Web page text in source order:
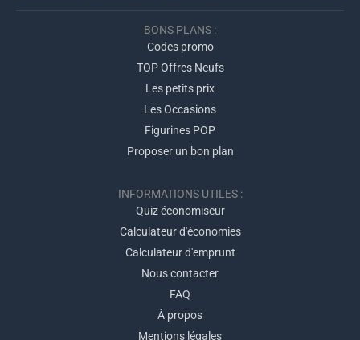
BONS PLANS :
Codes promo
TOP Offres Neufs
Les petits prix
Les Occasions
Figurines POP
Proposer un bon plan
INFORMATIONS UTILES :
Quiz économiseur
Calculateur d'économies
Calculateur d'emprunt
Nous contacter
FAQ
À propos
Mentions légales